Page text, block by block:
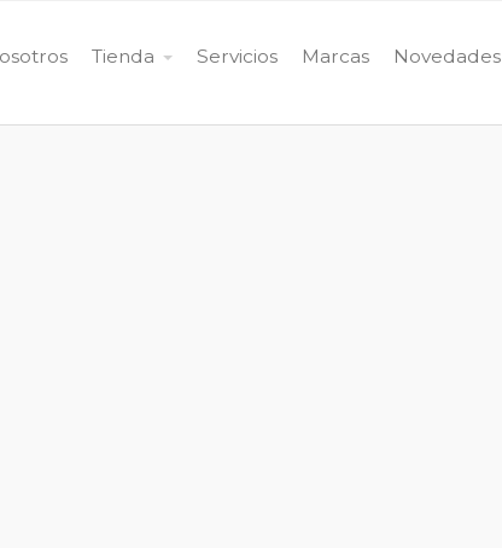
Tienda Servicios Marcas Novedades